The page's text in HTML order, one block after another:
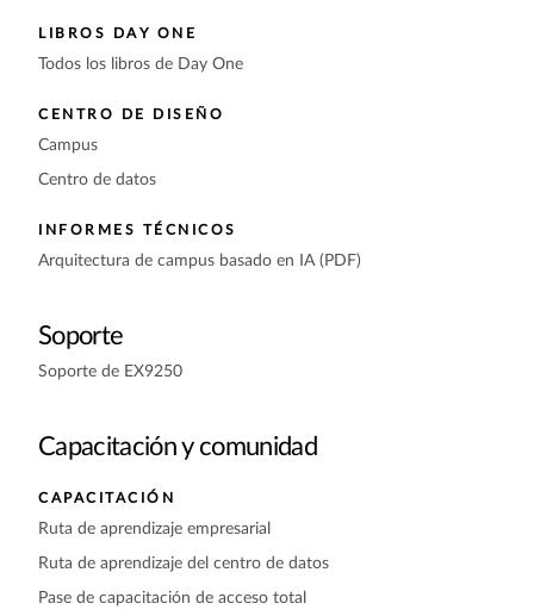
LIBROS DAY ONE
Todos los libros de Day One
CENTRO DE DISEÑO
Campus
Centro de datos
INFORMES TÉCNICOS
Arquitectura de campus basado en IA (PDF)
Soporte
Soporte de EX9250
Capacitación y comunidad
CAPACITACIÓN
Ruta de aprendizaje empresarial
Ruta de aprendizaje del centro de datos
Pase de capacitación de acceso total